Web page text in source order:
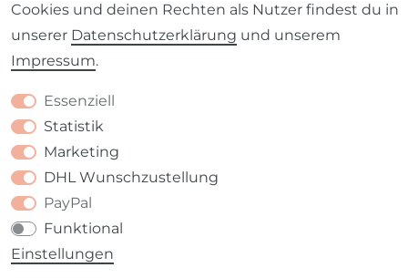
VERTRAG WIDERRUFEN Kontakt
Cookies und deinen Rechten als Nutzer findest du in
unserer Daten­schutz­erklärung und unserem
Impressum.
Essenziell
Statistik
Marketing
DHL Wunschzustellung
PayPal
Funktional
Einstellungen